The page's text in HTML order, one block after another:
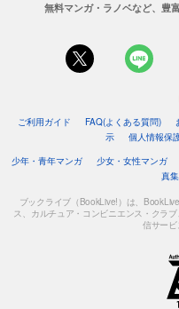
無料マンガ・ラノベなど、豊
ご利用ガイド FAQ(よくある質問)
示
個人情報保
少年・青年マンガ
少女・女性マンガ
真集
ブックライブ（BookLive!）は、
ス、カルチュア・コンビニエンス・クラ
信サービ